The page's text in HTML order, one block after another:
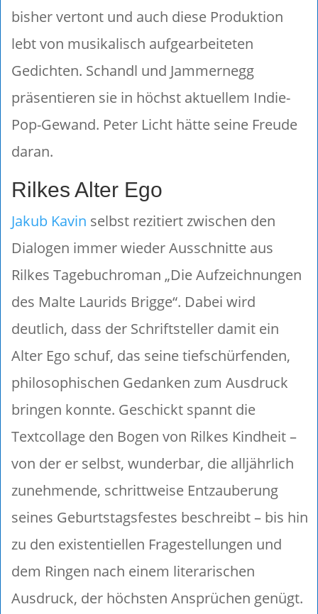
bisher vertont und auch diese Produktion
lebt von musikalisch aufgearbeiteten
Gedichten. Schandl und Jammernegg
präsentieren sie in höchst aktuellem Indie-
Pop-Gewand. Peter Licht hätte seine Freude
daran.
Rilkes Alter Ego
Jakub Kavin selbst rezitiert zwischen den
Dialogen immer wieder Ausschnitte aus
Rilkes Tagebuchroman „Die Aufzeichnungen
des Malte Laurids Brigge“. Dabei wird
deutlich, dass der Schriftsteller damit ein
Alter Ego schuf, das seine tiefschürfenden,
philosophischen Gedanken zum Ausdruck
bringen konnte. Geschickt spannt die
Textcollage den Bogen von Rilkes Kindheit –
von der er selbst, wunderbar, die alljährlich
zunehmende, schrittweise Entzauberung
seines Geburtstagsfestes beschreibt – bis hin
zu den existentiellen Fragestellungen und
dem Ringen nach einem literarischen
Ausdruck, der höchsten Ansprüchen genügt.